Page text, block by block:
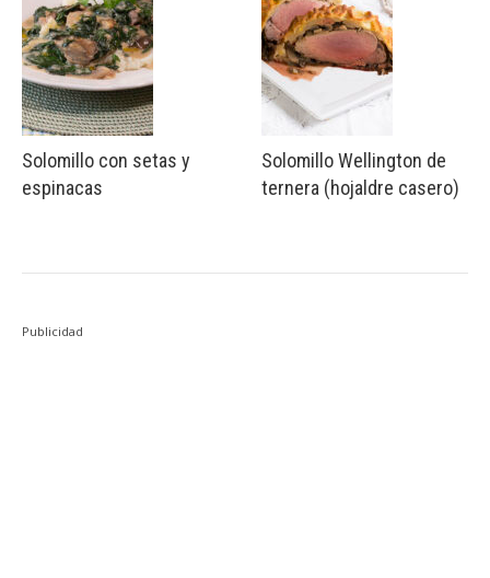
Solomillo con setas y
espinacas
Solomillo Wellington de
ternera (hojaldre casero)
Publicidad